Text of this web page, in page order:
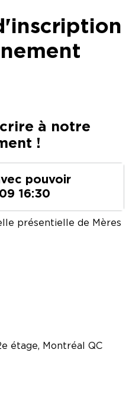
à notre
!
pouvoir
16:30
présentielle de Mères
étage, Montréal QC